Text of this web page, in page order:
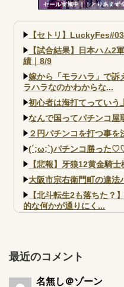
セール実施中！！とりあえず
【セトリ】
【試合結果】日本ハム2
績｜8/9
嫁から「モラハラ」で訴
ラハラなのかわからな...
初心者は海打てっていう
なんで国ってパチンコ屋
２円パチンコを打つ事を
(´;ω;`)パチンコ勝った
【悲報】牙狼12黄金騎
大阪市宗右衛門町の違法
【北斗転生2も落ちた？
的な何かが通りにく...
井の軽い絆？
最近のコメント
名無し＠ゾーン